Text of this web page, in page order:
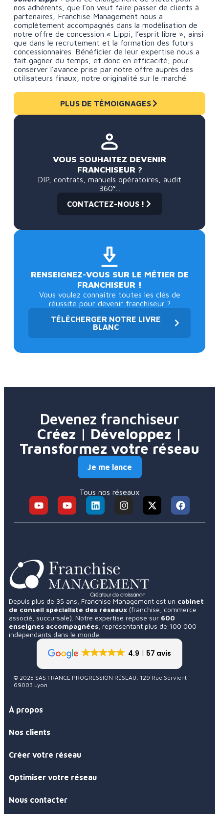
nos adhérents, que l’on veut faire passer de clients à
partenaires, Franchise Management nous a
complètement accompagnés dans la modélisation de
notre offre de concession « Lippi, l’esprit libre », ainsi
que dans le recrutement et la formation des futurs
concessionnaires. Bénéficier de leur expertise nous a
fait gagner du temps, et donc en efficacité, pour
conserver l’avance prise par notre offre auprès des
utilisateurs finaux, notre originalité sur le marché.
PLUS DE TÉMOIGNAGES
VOUS SOUHAITEZ DEVENIR
FRANCHISEUR ?
DIP, contrats, manuels opératoires, audit
360°...
CONTACTEZ-NOUS !
RENSEIGNEZ-VOUS SUR LE MÉTIER DE
FRANCHISEUR !
Vous voulez connaître toutes les clés de
réussite pour devenir franchiseur ?
TÉLÉCHERGER NOTRE LIVRE
BLANC
Devenez franchiseur
Créez | Développez |
Transformez votre réseau
Je me lance
Tous nos réseaux
Depuis plus de 35 ans, Franchise Management est un cabinet
de conseil spécialiste des réseaux (franchise, commerce
associé, succursale). Notre expertise repose sur 600
enseignes accompagnées , représentant plus de 100 000
indépendants dans le monde.
4.9 57 avis
© 2025 SAS FRANCE PROGRESSION RÉSEAU, 129 Rue Servient
69003 Lyon
À propos
Nos clients
Créer votre réseau
Optimiser votre réseau
Nous contacter